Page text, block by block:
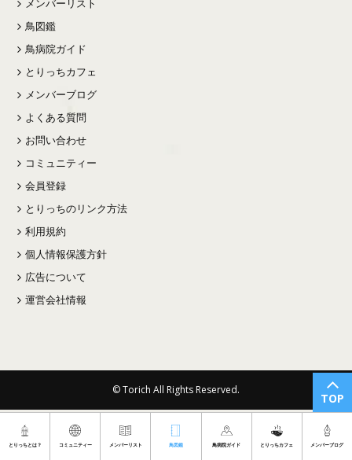
TOP
とりっちとは？ コミュニティー メンバーリスト 鳥図鑑 鳥病院ガイド とりっちカフェ メンバーブログ
鳥図鑑
鳥病院ガイド
とりっちカフェ
メンバーブログ
よくある質問
お問い合わせ
コミュニティー
会員登録
とりっちのリンク方法
利用規約
個人情報保護方針
広告について
運営会社情報
© Torich All Rights Reserved.